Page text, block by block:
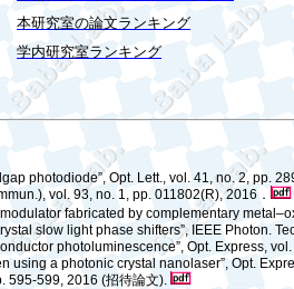
本研究室の論文ランキング
学内研究室ランキング
photodiode”, Opt. Lett., vol. 41, no. 2, pp.
vol. 93, no. 1, pp. 011802(R), 2016．
fabricated by complementary
slow light phase shifters”, IEEE Photon.
photoluminescence”, Opt. Express,
using a photonic crystal nanolaser”, Opt.
595-599, 2016 (招待論文).